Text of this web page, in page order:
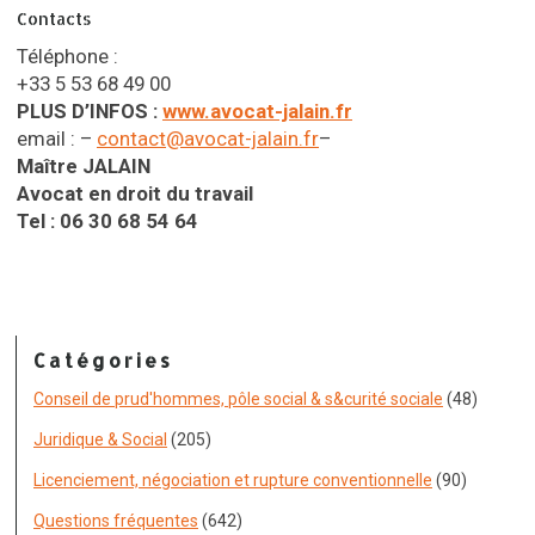
Contacts
Téléphone :
+33 5 53 68 49 00
PLUS D’INFOS : www.avocat-jalain.fr
email : – contact@avocat-jalain.fr–
Maître JALAIN
Avocat en droit du travail
Tel : 06 30 68 54 64
Catégories
Conseil de prud'hommes, pôle social & s&curité sociale (48)
Juridique & Social (205)
Licenciement, négociation et rupture conventionnelle (90)
Questions fréquentes (642)